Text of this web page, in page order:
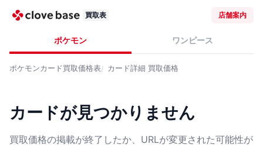
買取表 店舗案内
ポケモン ワンピース
ポケモンカード買取価格表 カード詳細 買取価格
カードが見つかりません
買取価格の掲載が終了したか、URLが変更された可能性が